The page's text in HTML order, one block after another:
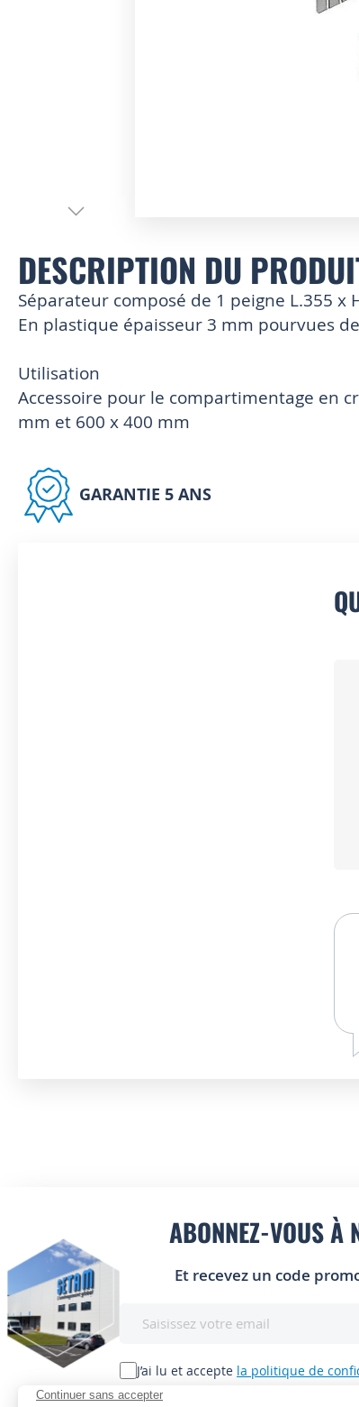
the
beginning
of
images
DESCRIPTION DU
Séparateur composé de 1 peigne L.355 x
En plastique épaisseur 3 mm pourvues
Utilisation
Accessoire pour le compartimentage en
mm et 600 x 400 mm
GARANTIE 5 ANS
ABONNEZ-VOUS À
Et recevez un code
lettre
d’information
:
J’ai lu et accepte la politique de